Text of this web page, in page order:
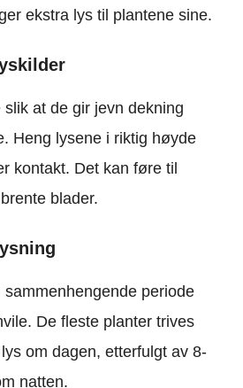
ekstra lys til plantene sine.
at de gir jevn dekning
Heng lysene i riktig høyde
kontakt. Det kan føre til
blader.
periode
De fleste planter trives
om dagen, etterfulgt av 8-
natten.